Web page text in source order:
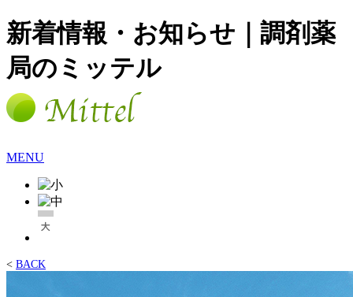
新着情報・お知らせ｜調剤薬
局のミッテル
MENU
< BACK